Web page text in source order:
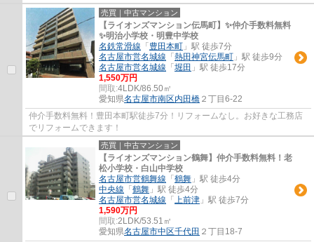
売買｜中古マンション
【ライオンズマンション伝馬町】✨️仲介手数料無料
✨️明治小学校・明豊中学校
名鉄常滑線 「 豊田本町 」駅 徒歩7分
名古屋市営名城線 「 熱田神宮伝馬町 」駅 徒歩9分
名古屋市営名城線 「 堀田 」駅 徒歩17分
1,550万円
間取:4LDK/86.50㎡
愛知県名古屋市南区内田橋 ２丁目6-22
仲介手数料無料！豊田本町駅徒歩7分！リフォームなし。お好きな工務店
でリフォームできます！
売買｜中古マンション
【ライオンズマンション鶴舞】仲介手数料無料！老
松小学校・白山中学校
名古屋市営鶴舞線 「 鶴舞 」駅 徒歩4分
中央線 「 鶴舞 」駅 徒歩4分
名古屋市営名城線 「 上前津 」駅 徒歩7分
1,590万円
間取:2LDK/53.51㎡
愛知県名古屋市中区千代田 ２丁目18-7